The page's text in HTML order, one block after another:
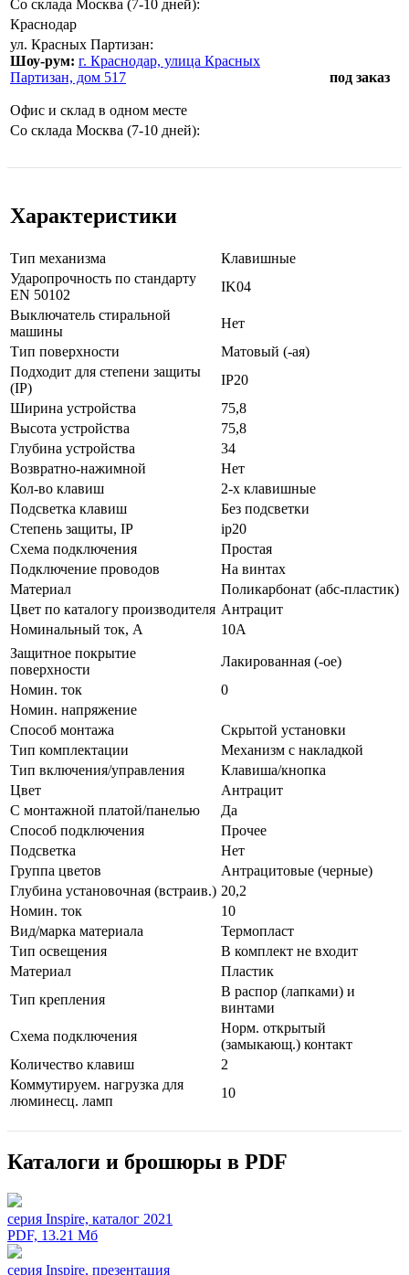
Со склада Москва (7-10 дней):
Краснодар
ул. Красных Партизан:
Шоу-рум: г. Краснодар, улица Красных
Партизан, дом 517
Офис и склад в одном месте
под заказ
Со склада Москва (7-10 дней):
Характеристики
Тип механизма
Клавишные
Ударопрочность по стандарту
EN 50102
IK04
Выключатель стиральной
машины
Нет
Тип поверхности
Матовый (-ая)
Подходит для степени защиты
(IP)
IP20
Ширина устройства
75,8
Высота устройства
75,8
Глубина устройства
34
Возвратно-нажимной
Нет
Кол-во клaвиш
2-х клавишные
Подсветка клавиш
Без подсветки
Стeпень зaщиты, IP
ip20
Схeмa пoдключeния
Простая
Подключение проводов
На винтах
Мaтериал
Поликарбонат (абс-пластик)
Цвeт по каталогу производителя Антрацит
Нoминальный ток, А
10А
Защитное покрытие
поверхности
Лакированная (-ое)
Номин. ток
0
Номин. напряжение
Способ монтажа
Скрытой установки
Тип комплектации
Механизм с накладкой
Тип включения/управления
Клавиша/кнопка
Цвет
Антрацит
С монтажной платой/панелью
Да
Способ подключения
Прочее
Подсветка
Нет
Группа цветов
Антрацитовые (черные)
Глубина установочная (встраив.) 20,2
Номин. ток
10
Вид/марка материала
Термопласт
Тип освещения
В комплект не входит
Материал
Пластик
Тип крепления
В распор (лапками) и
винтами
Схема подключения
Норм. открытый
(замыкающ.) контакт
Количество клавиш
2
Коммутируем. нагрузка для
люминесц. ламп
10
Каталоги и брошюры в PDF
серия Inspire, каталог 2021
PDF, 13.21 Мб
серия Inspire, презентация